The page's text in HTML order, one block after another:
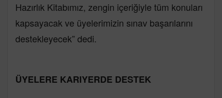
Hazırlık Kitabımız, zengin içeriğiyle tüm konuları
kapsayacak ve üyelerimizin sınav başarılarını
destekleyecek” dedi.
ÜYELERE KARIYERDE DESTEK